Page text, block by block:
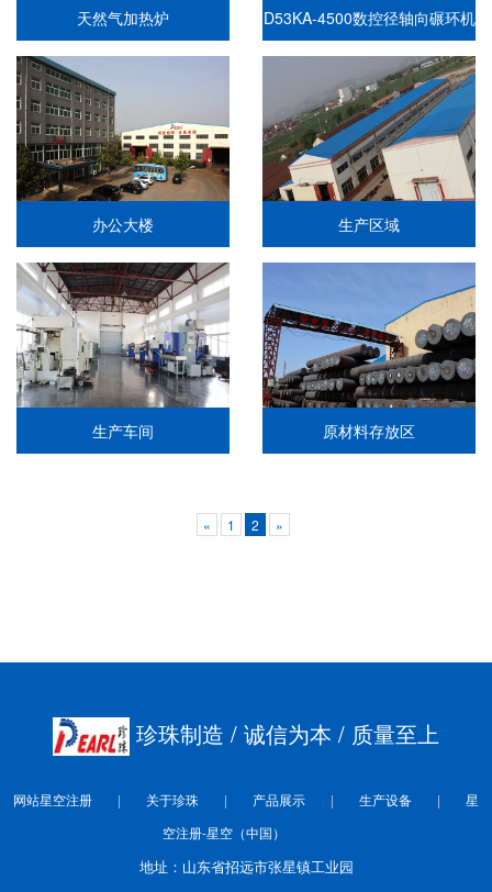
天然气加热炉 D53KA-4500数控径轴向碾环机
办公大楼 生产区域
生产车间 原材料存放区
« 1 2 »
珍珠制造 / 诚信为本 / 质量至上
网站星空注册 关于珍珠 产品展示 生产设备
星
空注册-星空（中国）
地址：山东省招远市张星镇工业园